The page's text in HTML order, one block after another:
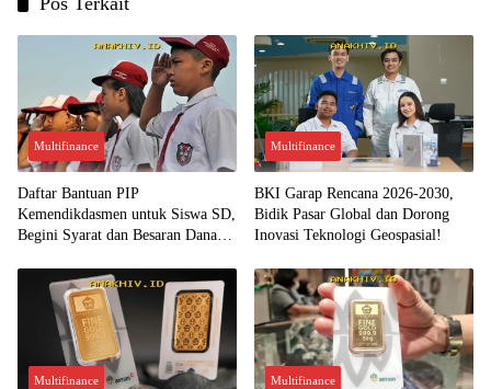
Multifinance
Daftar Bantuan PIP
Kemendikdasmen untuk Siswa SD,
Begini Syarat dan Besaran Dana
Multifinance
BKI Garap Rencana 2026-2030,
Bidik Pasar Global dan Dorong
Inovasi Teknologi Geospasial!
Multifinance Multifinance